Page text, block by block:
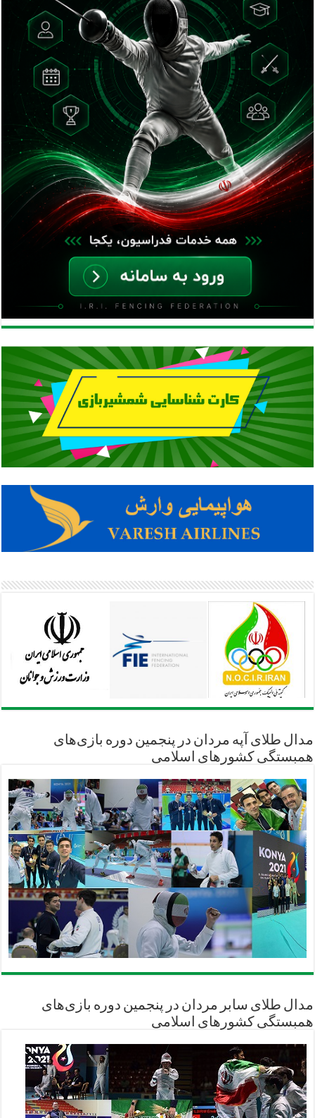
مدال طلای آپه مردان در پنجمین دوره بازی‌های
همبستگی کشورهای اسلامی
مدال طلای سابر مردان در پنجمین دوره بازی‌های
همبستگی کشورهای اسلامی